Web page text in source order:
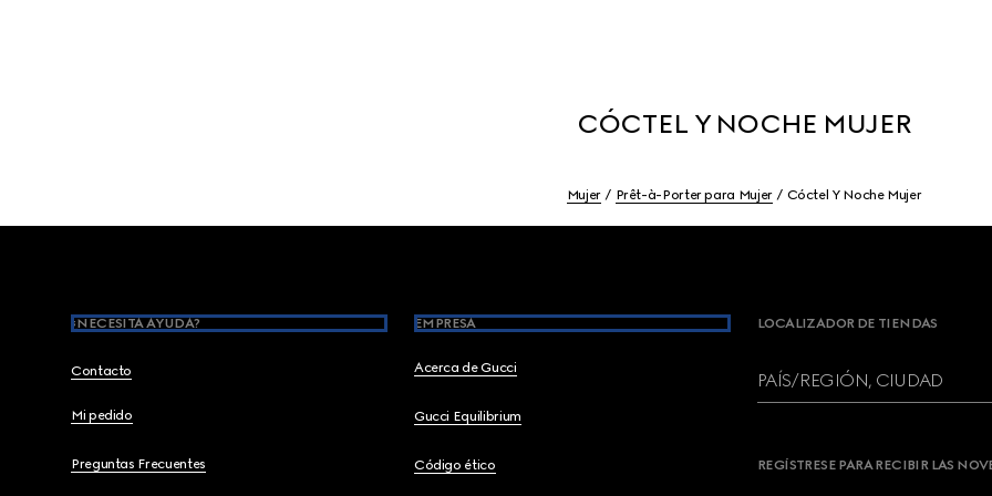
CÓCTEL Y NOCHE MUJER
Mujer Prêt-à-Porter para Mujer Cóctel Y Noche Mujer
¿NECESITA AYUDA?
Contacto
Mi pedido
Preguntas Frecuentes
EMPRESA
Acerca de Gucci
Gucci Equilibrium
Código ético
LOCALIZADOR DE TIENDAS
PAÍS/REGIÓN, CIUDAD
REGÍSTRESE PARA RECIBIR LAS